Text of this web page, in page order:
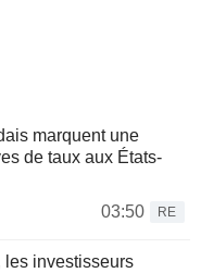
marquent une
de taux aux États-
03:50
RE
les investisseurs